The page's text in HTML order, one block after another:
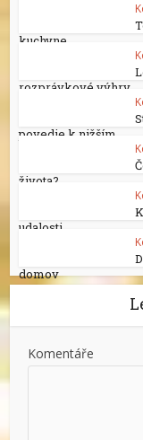
kuchyne
rozprávkové výhry
povedie k nižším...
života?
udalosti
domov
Komentáře